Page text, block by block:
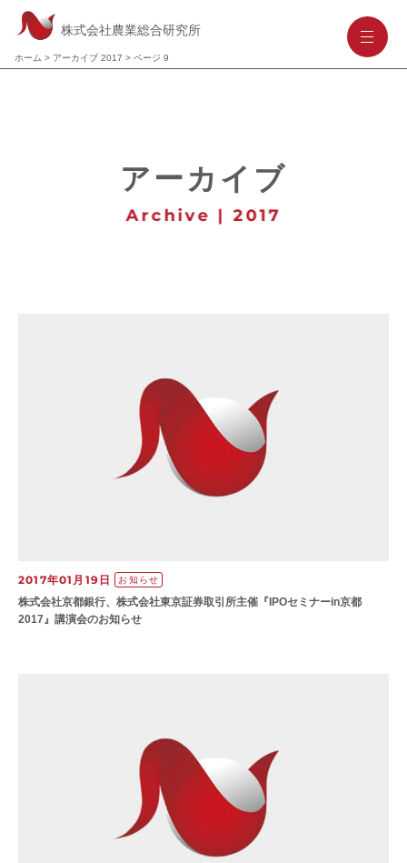
株式会社農業総合研究所
ホーム > アーカイブ 2017 > ページ 9
--
アーカイブ
Archive | 2017
2017年01月19日 お知らせ
株式会社京都銀行、株式会社東京証券取引所主催『IPOセミナーin京都
2017』講演会のお知らせ